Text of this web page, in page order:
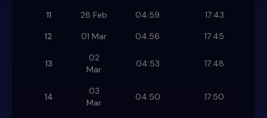
11
28 Feb 04:59
17:43
12
01 Mar 04:56 17:45
13
02
Mar
04:53 17:48
14
03
Mar
04:50 17:50